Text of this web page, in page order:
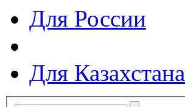
Для России
Для Казахстана